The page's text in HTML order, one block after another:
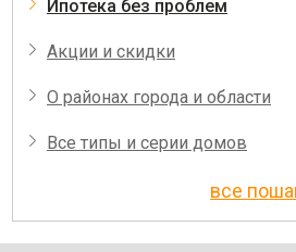
Ипотека без проблем
Акции и скидки
О районах города и области
Все типы и серии домов
все